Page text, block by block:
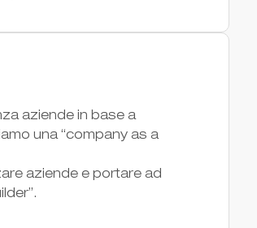
aziende in base a
una “company as a
aziende e portare ad